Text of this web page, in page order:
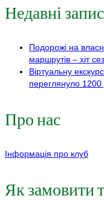
Недавні
Подорожі на
маршрутів – хіт
Віртуальну
переглянуло 1200
Про нас
Інформація про клуб
Як замовити